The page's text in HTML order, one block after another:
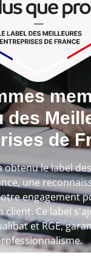
des
de
obtenu le label
une
engagement
client. Ce label
et RGE,